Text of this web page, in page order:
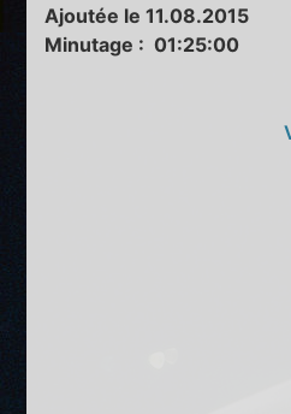
Ajoutée le 11.08.2015
Minutage : 01:25:00